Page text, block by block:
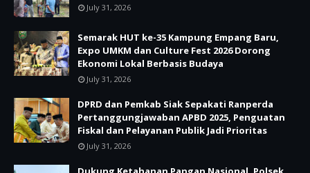
July 31, 2026
Semarak HUT ke-35 Kampung Empang Baru,
Expo UMKM dan Culture Fest 2026 Dorong
Ekonomi Lokal Berbasis Budaya
July 31, 2026
DPRD dan Pemkab Siak Sepakati Ranperda
Pertanggungjawaban APBD 2025, Penguatan
Fiskal dan Pelayanan Publik Jadi Prioritas
July 31, 2026